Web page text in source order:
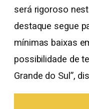
será rigoroso
destaque segue
mínimas baixas
possibilidade de
Grande do Sul”,